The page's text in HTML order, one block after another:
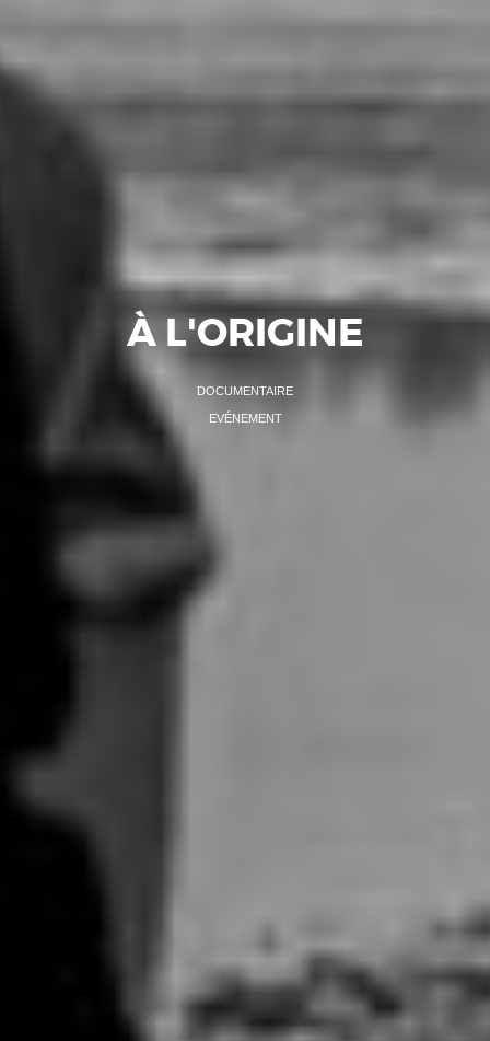
À L'ORIGINE
DOCUMENTAIRE
EVÉNEMENT